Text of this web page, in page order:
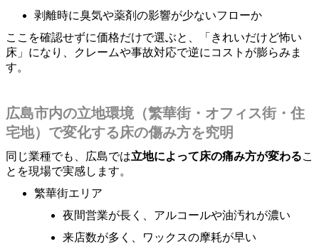
剥離時に臭気や薬剤の影響が少ないフローか
ここを確認せずに価格だけで選ぶと、「きれいだけど怖い
床」になり、クレームや事故対応で逆にコストが膨らみま
す。
広島市内の立地環境（繁華街・オフィス街・住
宅地）で変化する床の傷み方を究明
同じ業種でも、広島では立地によって床の痛み方が変わるこ
とを現場で実感します。
繁華街エリア
夜間営業が長く、アルコールや油汚れが濃い
来店数が多く、ワックスの摩耗が早い